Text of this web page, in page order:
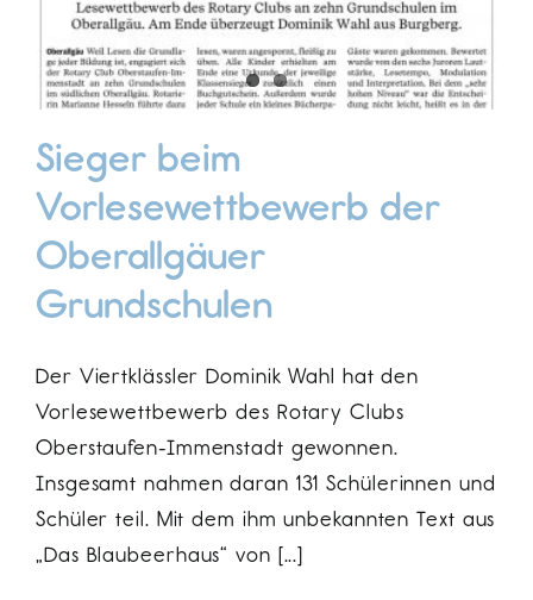
Sieger beim
Vorlesewettbewerb der
Oberallgäuer
Grundschulen
Der Viertklässler Dominik Wahl hat den
Vorlesewettbewerb des Rotary Clubs
Oberstaufen-Immenstadt gewonnen.
Insgesamt nahmen daran 131 Schülerinnen und
Schüler teil. Mit dem ihm unbekannten Text aus
„Das Blaubeerhaus“ von [...]